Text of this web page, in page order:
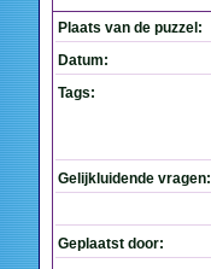
Plaats van de puzzel:
Datum:
Tags:
Gelijkluidende vragen:
Geplaatst door: